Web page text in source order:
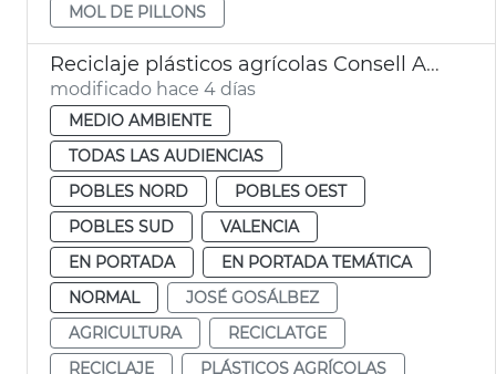
MOL DE PILLONS
Reciclaje plásticos agrícolas Consell Agrari València
modificado hace 4 días
MEDIO AMBIENTE
TODAS LAS AUDIENCIAS
POBLES NORD
POBLES OEST
POBLES SUD
VALENCIA
EN PORTADA
EN PORTADA TEMÁTICA
NORMAL
JOSÉ GOSÁLBEZ
AGRICULTURA
RECICLATGE
RECICLAJE
PLÁSTICOS AGRÍCOLAS